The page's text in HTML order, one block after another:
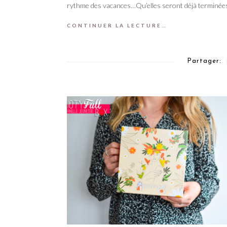
rythme des vacances…Qu’elles seront déjà
CONTINUER LA LECTURE…
Partager: